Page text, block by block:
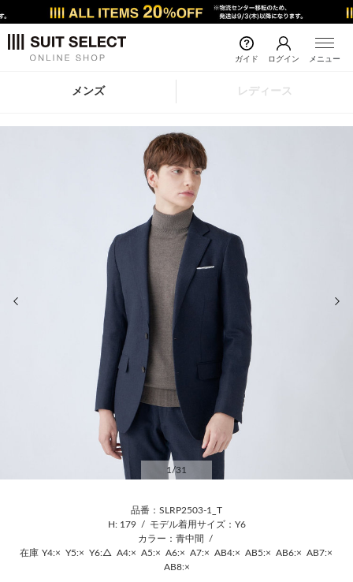
ガイド ログイン メニュー
メンズ レディース
1 /31
品番：SLRP2503-1_T
H: 179
/
モデル着用サイズ：Y6
カラー：青中間
/
在庫 Y4:× Y5:× Y6:△ A4:× A5:× A6:× A7:× AB4:× AB5:× AB6:× AB7:×
AB8:×